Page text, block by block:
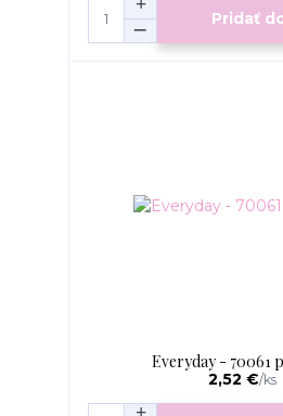
Pridať
Everyday - 70061
2,52 €/ks